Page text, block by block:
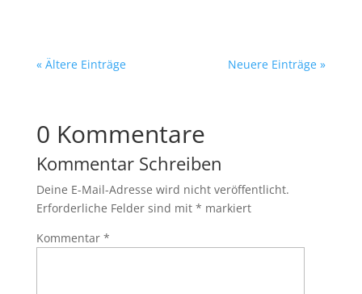
« Ältere Einträge Neuere Einträge »
0 Kommentare
Kommentar Schreiben
Deine E-Mail-Adresse wird nicht veröffentlicht.
Erforderliche Felder sind mit * markiert
Kommentar *